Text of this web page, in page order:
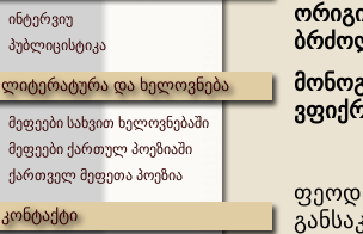
ინტერვიუ
პუბლიცისტიკა
ლიტერატურა და ხელოვნება
მეფეები სახვით ხელოვნებაში
მეფეები ქართულ პოეზიაში
ქართველ მეფეთა პოეზია
კონტაქტი